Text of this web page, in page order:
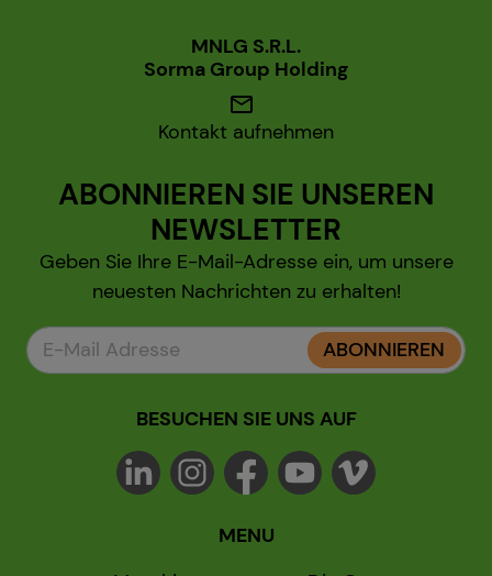
MNLG S.R.L.
Sorma Group Holding
mail
Kontakt aufnehmen
ABONNIEREN SIE UNSEREN
NEWSLETTER
Geben Sie Ihre E-Mail-Adresse ein, um unsere
neuesten Nachrichten zu erhalten!
ABONNIEREN
BESUCHEN SIE UNS AUF
MENU